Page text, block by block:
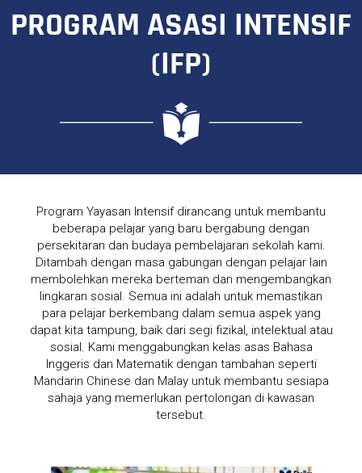
PROGRAM ASASI INTENSIF
(IFP)
Program Yayasan Intensif dirancang untuk membantu
beberapa pelajar yang baru bergabung dengan
persekitaran dan budaya pembelajaran sekolah kami.
Ditambah dengan masa gabungan dengan pelajar lain
membolehkan mereka berteman dan mengembangkan
lingkaran sosial. Semua ini adalah untuk memastikan
para pelajar berkembang dalam semua aspek yang
dapat kita tampung, baik dari segi fizikal, intelektual atau
sosial. Kami menggabungkan kelas asas Bahasa
Inggeris dan Matematik dengan tambahan seperti
Mandarin Chinese dan Malay untuk membantu sesiapa
sahaja yang memerlukan pertolongan di kawasan
tersebut.